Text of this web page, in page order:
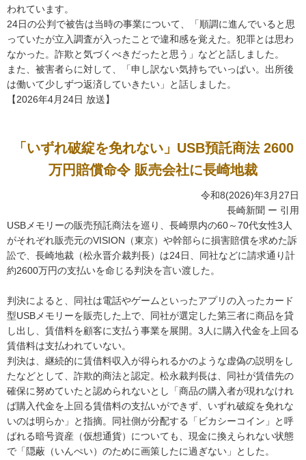
われています。
24日の公判で被告は当時の事業について、「順調に進んでいると思
っていたが立入調査が入ったことで違和感を覚えた。犯罪とは思わ
なかった。詐欺と気づくべきだったと思う」などと話しました。
また、被害者らに対して、「申し訳ない気持ちでいっぱい。出所後
は働いて少しずつ返済していきたい」と話しました。
【2026年4月24日 放送】
「いずれ破綻を免れない」USB預託商法 2600
万円賠償命令 販売会社に長崎地裁
令和8(2026)年3月27日
長崎新聞 ー 引用
USBメモリーの販売預託商法を巡り、長崎県内の60～70代女性3人
がそれぞれ販売元のVISION（東京）や幹部らに損害賠償を求めた訴
訟で、長崎地裁（松永晋介裁判長）は24日、同社などに請求通り計
約2600万円の支払いを命じる判決を言い渡した。
判決によると、同社は電話やゲームといったアプリの入ったカード
型USBメモリーを販売した上で、同社が選定した第三者に商品を貸
し出し、賃借料を顧客に支払う事業を展開。3人に購入代金を上回る
賃借料は支払われていない。
判決は、継続的に賃借料収入が得られるかのような虚偽の説明をし
たなどとして、詐欺的商法と認定。松永裁判長は、同社が賃借先の
確保に努めていたと認められないとし「商品の購入者が現れなけれ
ば購入代金を上回る賃借料の支払いができず、いずれ破綻を免れな
いのは明らか」と指摘。同社側が分配する「ビカシーコイン」と呼
ばれる暗号資産（仮想通貨）についても、現金に換えられない状態
で「隠蔽（いんぺい）のために画策したに過ぎない」とした。